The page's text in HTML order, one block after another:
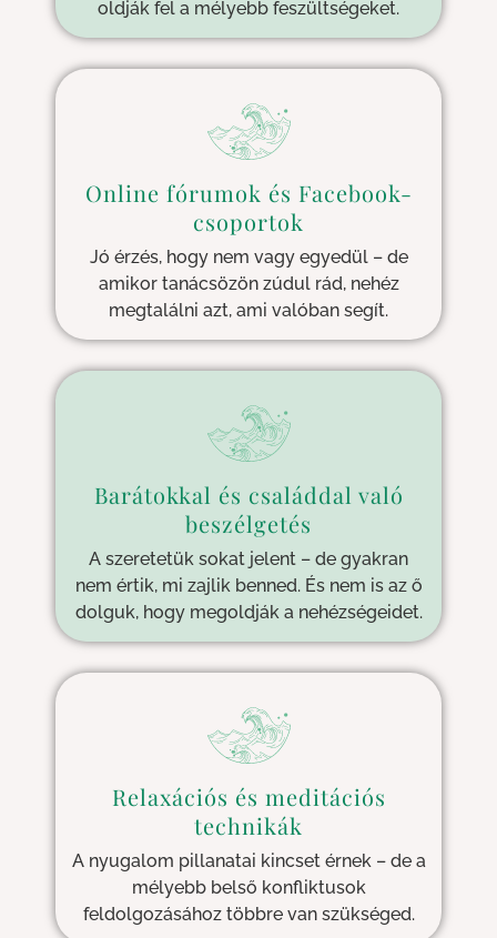
oldják fel a mélyebb feszültségeket.
Online fórumok és Facebook-
csoportok
Jó érzés, hogy nem vagy egyedül – de
amikor tanácsözön zúdul rád, nehéz
megtalálni azt, ami valóban segít.
Barátokkal és családdal való
beszélgetés
A szeretetük sokat jelent – de gyakran
nem értik, mi zajlik benned. És nem is az ő
dolguk, hogy megoldják a nehézségeidet.
Relaxációs és meditációs
technikák
A nyugalom pillanatai kincset érnek – de a
mélyebb belső konfliktusok
feldolgozásához többre van szükséged.